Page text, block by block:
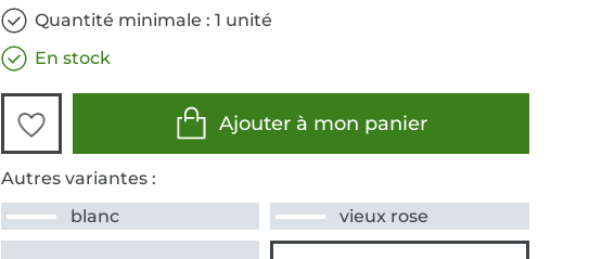
Quantité minimale : 1 unité
En stock
Ajouter à mon panier
Autres variantes :
blanc
vieux rose